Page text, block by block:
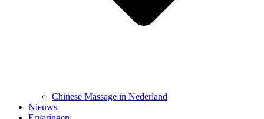
Chinese Massage in Nederland
Nieuws